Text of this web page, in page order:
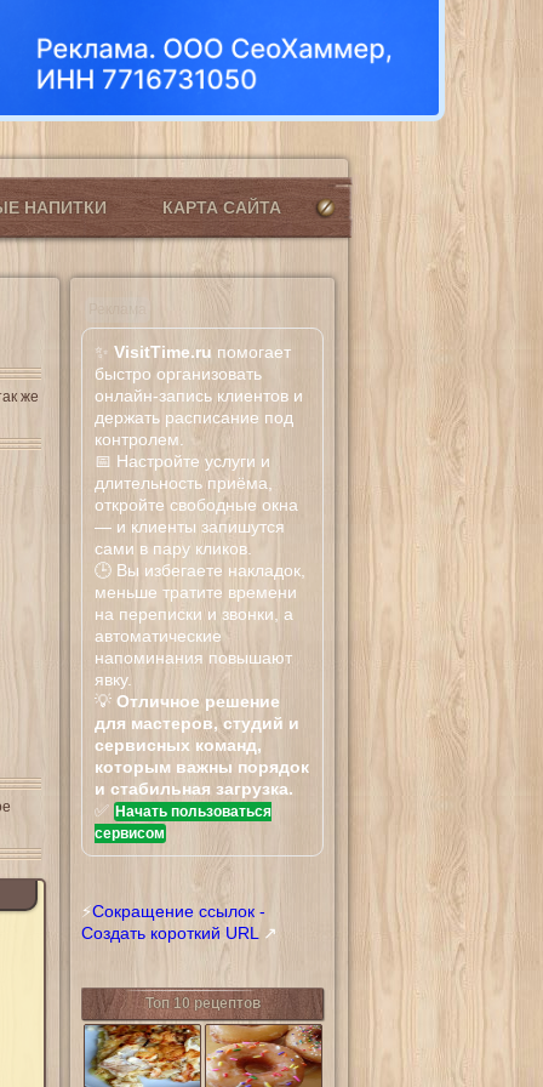
НАПИТКИ КАРТА САЙТА
же
✨ VisitTime.ru помогает
быстро организовать
онлайн-запись клиентов и
держать расписание под
контролем.
📅 Настройте услуги и
длительность приёма,
откройте свободные окна
— и клиенты запишутся
сами в пару кликов.
🕒 Вы избегаете накладок,
меньше тратите времени
на переписки и звонки, а
автоматические
напоминания повышают
явку.
💡 Отличное решение
для мастеров, студий и
сервисных команд,
которым важны порядок
и стабильная загрузка.
✅ Начать пользоваться
сервисом
⚡Сокращение ссылок -
Создать короткий URL
↗
Топ 10 рецептов
Тилапия
запеченная в
сливочном
Донатсы Криспи
Крим